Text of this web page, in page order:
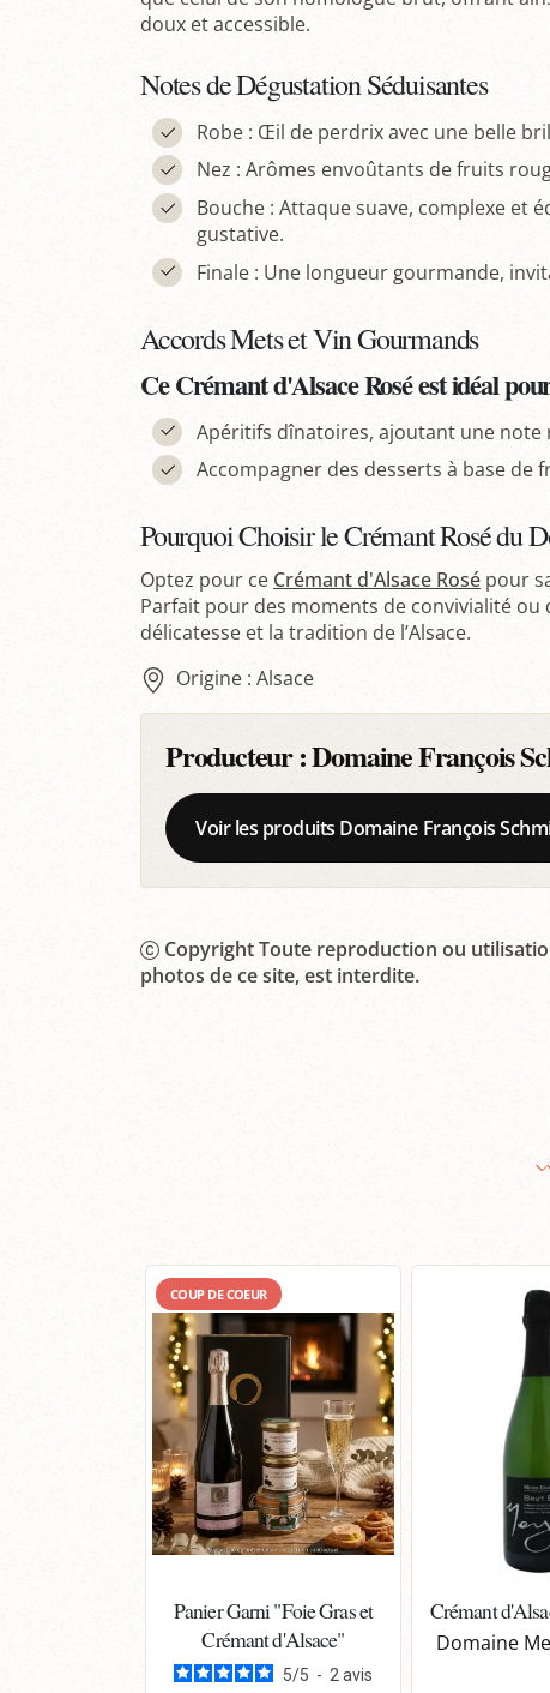
doux et accessible.
Notes de Dégustation Séduisantes
Robe : Œil de perdrix avec une belle
Nez : Arômes envoûtants de fruits
Bouche : Attaque suave, complexe et
gustative.
Finale : Une longueur gourmande,
Accords Mets et Vin Gourmands
Ce Crémant d'Alsace Rosé est idéal
Apéritifs dînatoires, ajoutant une note
Accompagner des desserts à base
Pourquoi Choisir le Crémant Rosé du
Optez pour ce Crémant d'Alsace Rosé pour
Parfait pour des moments de convivialité ou
délicatesse et la tradition de l’Alsace.
Origine : Alsace
Producteur :Domaine François
Voir les produits Domaine François
Copyright Toute reproduction ou
photos de ce site, est interdite.
COUP DE COEUR
Panier Garni "Foie Gras et
Crémant d'Alsace"
5/5 - 2 avis
Crémant
Domaine